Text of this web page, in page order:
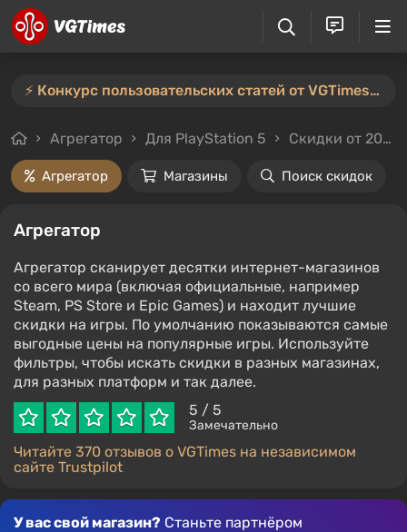
⚡️ Конкурс пользовательских статей от VGTimes продлён — участвуйте тут ⚡️
Агрегатор Для PlayStation 5 Скидки от 20%
Агрегатор Магазины Поиск скидок
Агрегатор
Агрегатор сканирует десятки интернет-магазинов
со всего мира (включая официальные, например
Steam, PS Store и Epic Games) и находит лучшие
скидки на игры. По умолчанию показываются самые
выгодные цены на популярные игры. Используйте
фильтры, чтобы искать скидки в разных магазинах,
для разных платформ и так далее.
5 / 5
Замечательно
Читайте 370 отзывов о VGTimes на независимом
сайте Trustpilot
У вас свой магазин? Станьте партнёром